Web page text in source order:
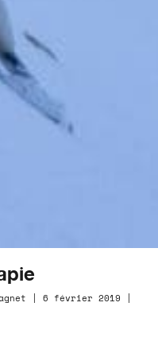
| 6 février 2019 |